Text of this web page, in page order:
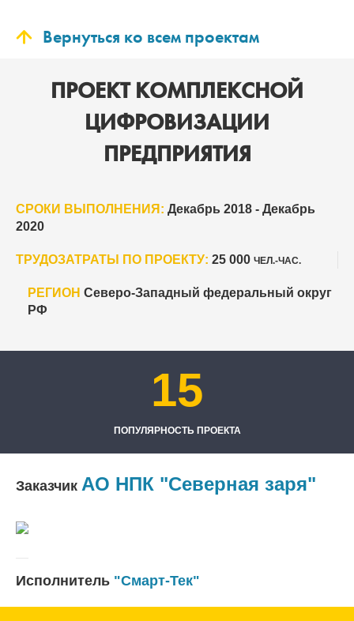
Вернуться ко всем проектам
ПРОЕКТ КОМПЛЕКСНОЙ
ЦИФРОВИЗАЦИИ
ПРЕДПРИЯТИЯ
СРОКИ ВЫПОЛНЕНИЯ: Декабрь 2018 - Декабрь
2020
ТРУДОЗАТРАТЫ ПО ПРОЕКТУ: 25 000 ЧЕЛ.-ЧАС.
РЕГИОН Северо-Западный федеральный округ
РФ
15
ПОПУЛЯРНОСТЬ ПРОЕКТА
Заказчик АО НПК "Северная заря"
Исполнитель "Смарт-Тек"